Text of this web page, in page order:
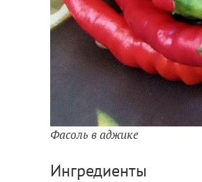
Фасоль в аджике
Ингредиенты